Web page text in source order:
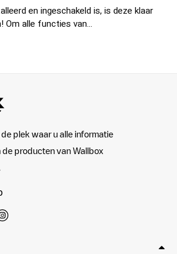
en ingeschakeld is, is deze klaar
Om alle functies van...
plek waar u alle informatie
de producten van Wallbox